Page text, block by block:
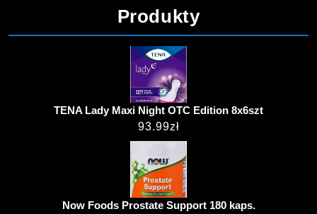
Produkty
TENA Lady Maxi Night OTC Edition 8x6szt
93.99zł
Now Foods Prostate Support 180 kaps.